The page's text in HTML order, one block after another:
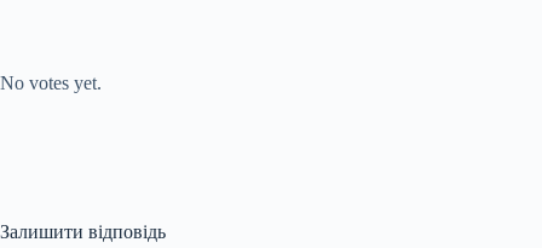
No votes yet.
Залишити відповідь